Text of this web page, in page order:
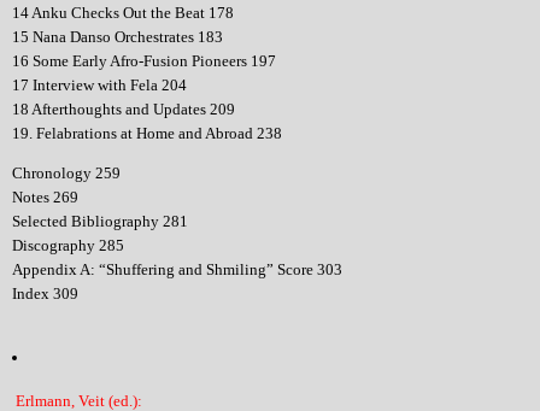
14 Anku Checks Out the Beat 178
15 Nana Danso Orchestrates 183
16 Some Early Afro-Fusion Pioneers 197
17 Interview with Fela 204
18 Afterthoughts and Updates 209
19. Felabrations at Home and Abroad 238
Chronology 259
Notes 269
Selected Bibliography 281
Discography 285
Appendix A: “Shuffering and Shmiling” Score 303
Index 309
Erlmann, Veit (ed.):